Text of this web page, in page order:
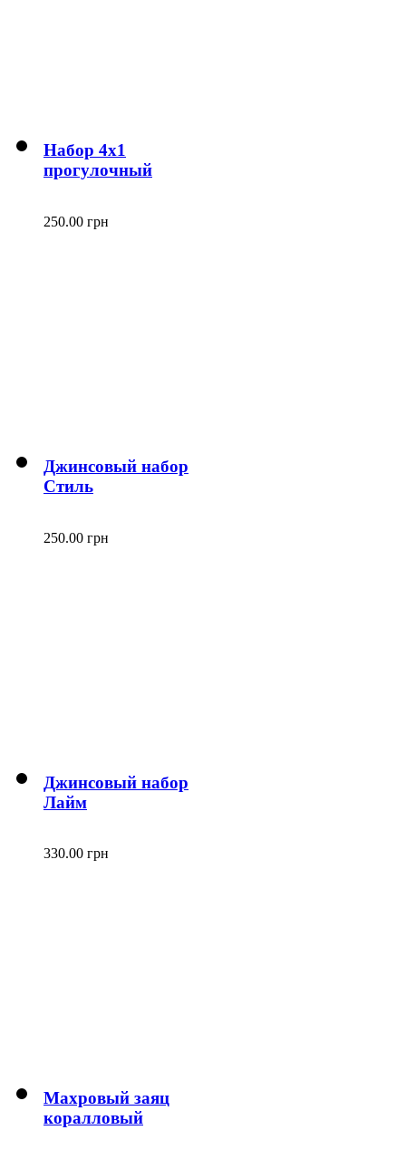
Набор 4х1
прогулочный
250.00 грн
Джинсовый набор
Стиль
250.00 грн
Джинсовый набор
Лайм
330.00 грн
Махровый заяц
коралловый